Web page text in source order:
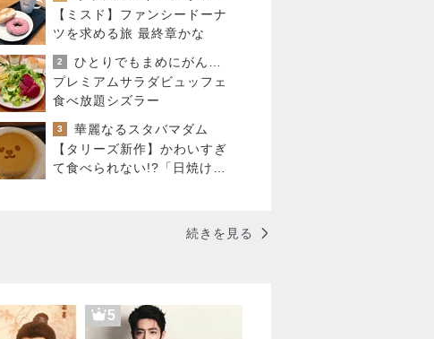
【ミスド】ファンシードーナ
ツを求める旅 最終章かな
2
プレミアムサラダビュッフェ
食べ放題シズラー
3
華麗なるスタバマダム
【タリーズ新作】かわいすぎ
て食べられない!?「日焼けベ
続きを見る
5